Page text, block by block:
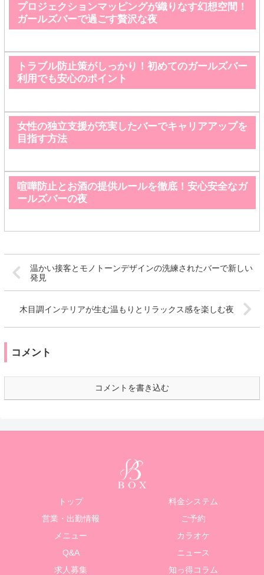
プロジェクションマッピングが織りなす幻想空間！
ガールズバーで過ごす贅沢な夜
トラブル防止策がしっかり！初めてのガールズバー
利用でも安心のポイント
女性の独立支援が充実したバーでキャリアアップを
目指す方法
喧嘩防止とお酒の提供ルールを徹底！安心安全なガ
ールズバーの夜
温かい接客とモノトーンデザインの洗練されたバーで新しい
発見
木目調インテリアが生む温もりとリラックス感を楽しむ夜
コメント
コメントを書き込む
トップ
料金システム
営業・出勤情報
ご予約
メニュー
カラオケ
Q&A
ニュース
求人募集
知っ得コラム